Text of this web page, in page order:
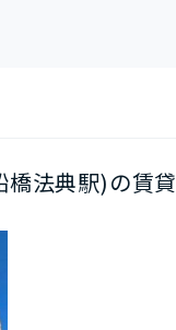
法典駅)の賃貸